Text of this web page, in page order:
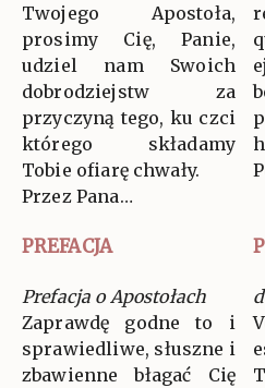
Twojego Apostoła,
prosimy Cię, Panie,
udziel nam Swoich
dobrodziejstw za
przyczyną tego, ku czci
którego składamy
Tobie ofiarę chwały.
Przez Pana…
PREFACJA
Prefacja o Apostołach
Zaprawdę godne to i
sprawiedliwe, słuszne i
zbawienne błagać Cię